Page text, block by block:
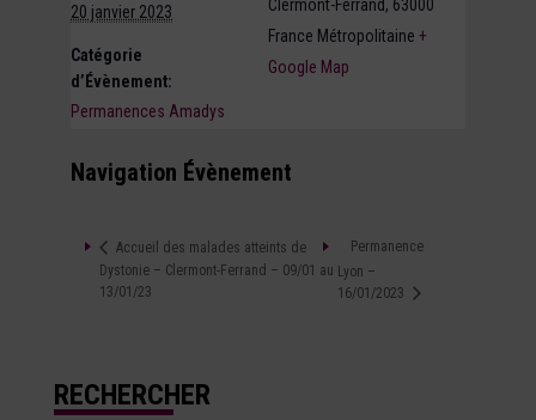
20 janvier 2023
Catégorie
d’Évènement:
Permanences Amadys
Clermont-Ferrand, 63000
France Métropolitaine +
Google Map
Navigation Évènement
Accueil des malades atteints de
Dystonie – Clermont-Ferrand – 09/01 au
13/01/23
Permanence
Lyon –
16/01/2023
RECHERCHER